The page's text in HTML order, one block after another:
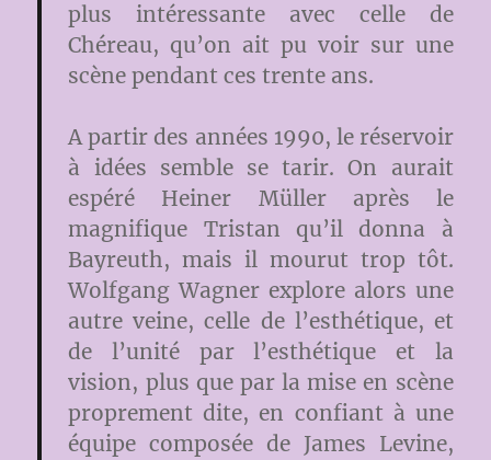
plus intéressante avec celle de
Chéreau, qu’on ait pu voir sur une
scène pendant ces trente ans.
A partir des années 1990, le réservoir
à idées semble se tarir. On aurait
espéré Heiner Müller après le
magnifique Tristan qu’il donna à
Bayreuth, mais il mourut trop tôt.
Wolfgang Wagner explore alors une
autre veine, celle de l’esthétique, et
de l’unité par l’esthétique et la
vision, plus que par la mise en scène
proprement dite, en confiant à une
équipe composée de James Levine,